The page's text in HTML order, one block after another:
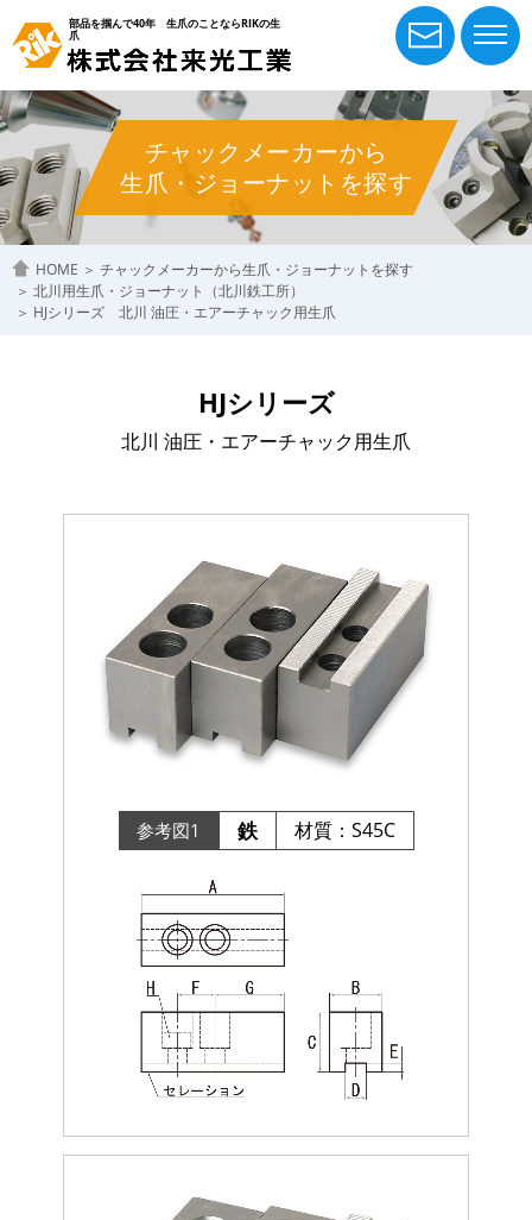
部品を掴んで40年 生爪のことならRIKの生
爪
チャックメーカーから
生爪・ジョーナットを探す
HOME ＞ チャックメーカーから生爪・ジョーナットを探す
＞ 北川用生爪・ジョーナット（北川鉄工所）
＞ HJシリーズ 北川 油圧・エアーチャック用生爪
HJシリーズ
北川 油圧・エアーチャック用生爪
参考図1 鉄 材質：S45C